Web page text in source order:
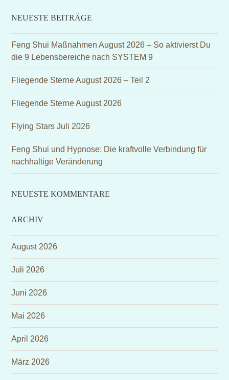
NEUESTE BEITRÄGE
Feng Shui Maßnahmen August 2026 – So aktivierst Du
die 9 Lebensbereiche nach SYSTEM 9
Fliegende Sterne August 2026 – Teil 2
Fliegende Sterne August 2026
Flying Stars Juli 2026
Feng Shui und Hypnose: Die kraftvolle Verbindung für
nachhaltige Veränderung
NEUESTE KOMMENTARE
ARCHIV
August 2026
Juli 2026
Juni 2026
Mai 2026
April 2026
März 2026